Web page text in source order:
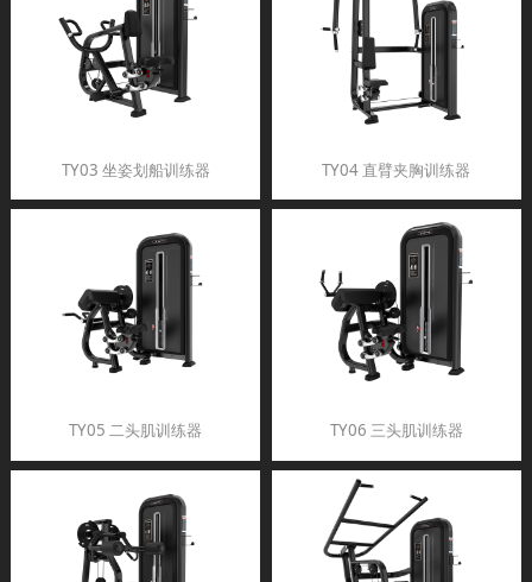
TY03 坐姿划船训练器 TY04 直臂夹胸训练器
TY05 二头肌训练器 TY06 三头肌训练器